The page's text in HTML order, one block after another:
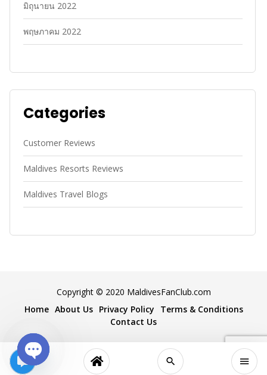
มิถุนายน 2022
พฤษภาคม 2022
Categories
Customer Reviews
Maldives Resorts Reviews
Maldives Travel Blogs
Copyright © 2020 MaldivesFanClub.com
Home About Us Privacy Policy
Terms & Conditions
Contact Us
Open